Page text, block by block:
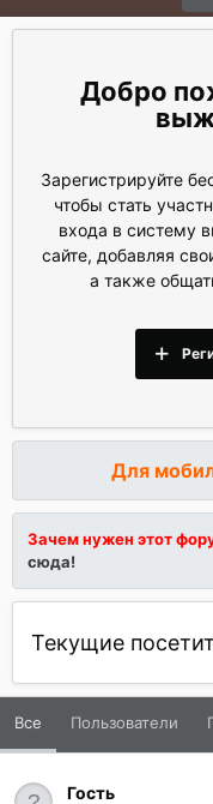
Зарегистрируйте
чтобы стать
входа в систему
сайте, добавляя
а также
Для
Зачем нужен этот
сюда!
Текущие
Все Пользователи
Гость